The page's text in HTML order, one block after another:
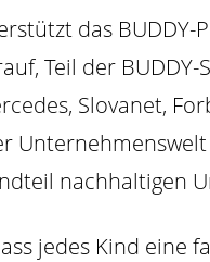
das
Teil der
Slovanet,
nachhaltigen
jedes Kind eine